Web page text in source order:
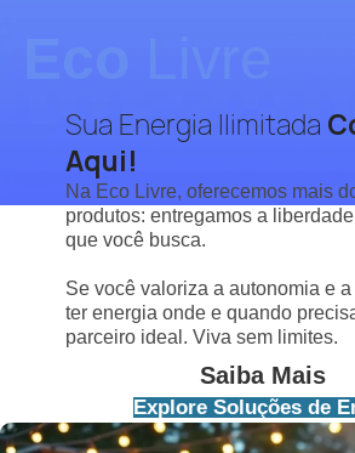
Sua Energia Ilimitada
Aqui!
Na Eco Livre, oferecemos mais
produtos: entregamos a
que você busca.
Se você valoriza a autonomia e
ter energia onde e quando
parceiro ideal. Viva sem limites.
Saiba Mais
Explore Soluções de